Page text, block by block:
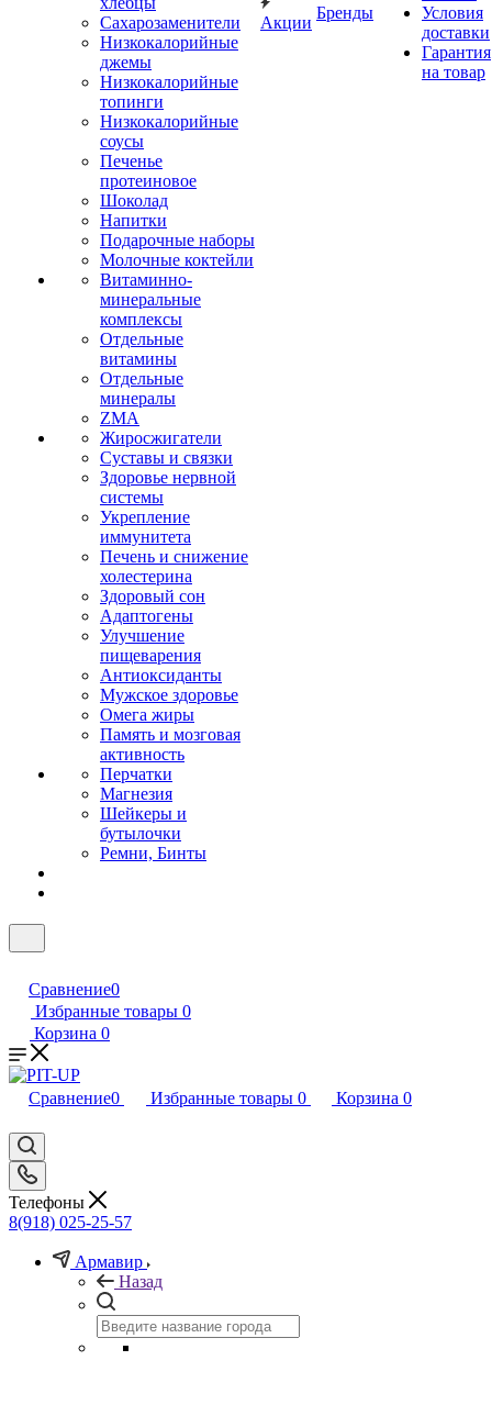
Сахарозаменители
Низкокалорийные
джемы
Низкокалорийные
топинги
Низкокалорийные
соусы
Печенье
протеиновое
Шоколад
Напитки
Подарочные наборы
Молочные коктейли
Витаминно-
минеральные
комплексы
Отдельные
витамины
Отдельные
минералы
ZMA
Жиросжигатели
Суставы и связки
Здоровье нервной
системы
Укрепление
иммунитета
Печень и снижение
холестерина
Здоровый сон
Адаптогены
Улучшение
пищеварения
Антиоксиданты
Мужское здоровье
Омега жиры
Память и мозговая
активность
Перчатки
Магнезия
Шейкеры и
бутылочки
Ремни, Бинты
Акции
Бренды
Условия
доставки
Гарантия
на товар
Сравнение0
Избранные товары 0
Корзина 0
Сравнение0 Избранные товары 0 Корзина 0
Телефоны
8(918) 025-25-57
Армавир
Назад